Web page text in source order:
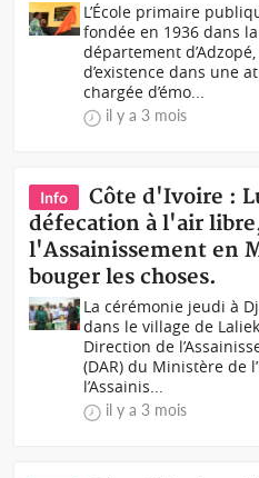
L’École primaire
fondée en 1936 dans
département
d’existence dans une
chargée d’émo...
il y a 3 mois
Info
Côte d'Ivoire :
défecation à l'air
l'Assainissement en
bouger les choses.
La cérémonie jeudi à
dans le village de
Direction de
(DAR) du Ministère de
l’Assainis...
il y a 3 mois